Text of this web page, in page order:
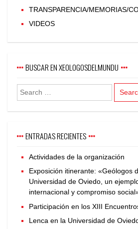
TRANSPARENCIA/MEMORIAS/
VIDEOS
BUSCAR EN XEOLOGOSDELMUNDU
ENTRADAS RECIENTES
Actividades de la organización
Exposición itinerante: «Geólogos
Universidad de Oviedo, un
internacional y compromiso
Participación en los XIII
Lenca en la Universidad de